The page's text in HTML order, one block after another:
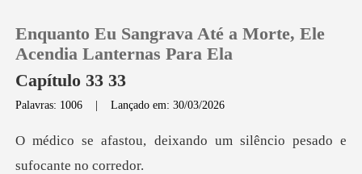
Loja
Enquanto Eu Sangrava Até a Morte, Ele
Acendia Lanternas Para Ela
Capítulo 33 33
Palavras: 1006 |Lançado em: 30/03/2026
xando um silêncio pesado